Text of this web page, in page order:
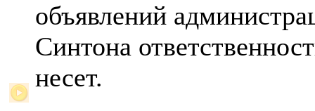
объявлений
Синтона
несет.